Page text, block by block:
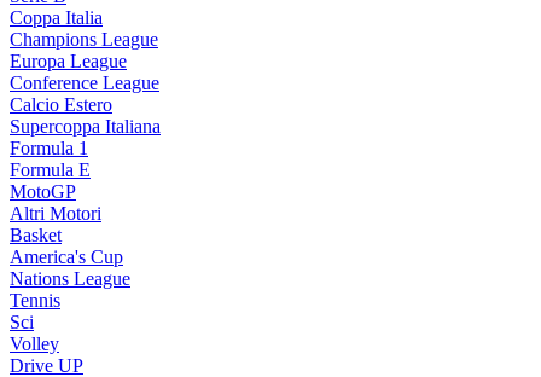
Coppa Italia
Champions League
Europa League
Conference League
Calcio Estero
Supercoppa Italiana
Formula 1
Formula E
MotoGP
Altri Motori
Basket
America's Cup
Nations League
Tennis
Sci
Volley
Drive UP